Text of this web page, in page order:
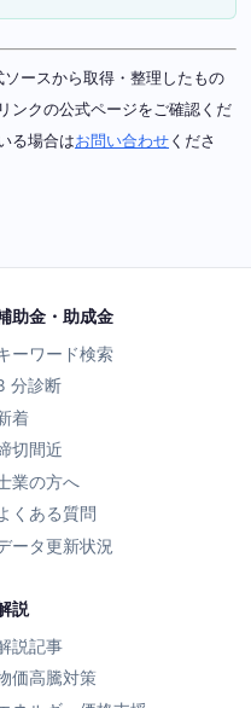
ースから取得・整理したもの
ンクの公式ページをご確認くだ
る場合はお問い合わせ くださ
助金・助成金
ーワード検索
分診断
着
切間近
業の方へ
くある質問
ータ更新状況
説
説記事
価高騰対策